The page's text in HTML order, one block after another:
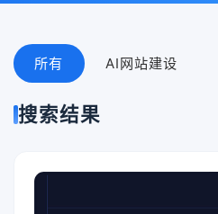
所有 AI网站建设
搜索结果